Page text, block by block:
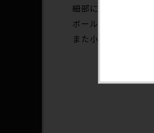
細部にまでこだわり
ボールチェーンが付
また小さなポーチ